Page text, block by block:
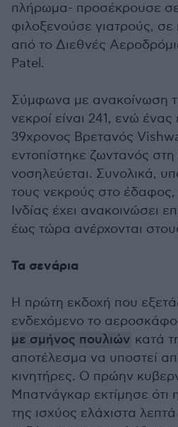
πλήρωμα- προσέκρουσε
φιλοξενούσε γιατρούς,
από το Διεθνές
Patel.
Σύμφωνα με ανακοίνωση
νεκροί είναι 241, ενώ ένας
39χρονος Βρετανός
εντοπίστηκε ζωντανός στη
νοσηλεύεται. Συνολικά,
τους νεκρούς στο έδαφος,
Ινδίας έχει ανακοινώσει
έως τώρα ανέρχονται
Τα σενάρια
Η πρώτη εκδοχή που
ενδεχόμενο το
με σμήνος πουλιών κατά
αποτέλεσμα να υποστεί
κινητήρες. Ο πρώην
Μπατνάγκαρ εκτίμησε ότι
της ισχύος ελάχιστα